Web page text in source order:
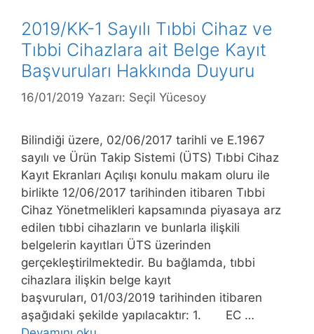
2019/KK-1 Sayılı Tıbbi Cihaz ve
Tıbbi Cihazlara ait Belge Kayıt
Başvuruları Hakkında Duyuru
16/01/2019 Yazarı: Seçil Yücesoy
Bilindiği üzere, 02/06/2017 tarihli ve E.1967
sayılı ve Ürün Takip Sistemi (ÜTS) Tıbbi Cihaz
Kayıt Ekranları Açılışı konulu makam oluru ile
birlikte 12/06/2017 tarihinden itibaren Tıbbi
Cihaz Yönetmelikleri kapsamında piyasaya arz
edilen tıbbi cihazların ve bunlarla ilişkili
belgelerin kayıtları ÜTS üzerinden
gerçekleştirilmektedir. Bu bağlamda, tıbbi
cihazlara ilişkin belge kayıt
başvuruları, 01/03/2019 tarihinden itibaren
aşağıdaki şekilde yapılacaktır: 1. EC …